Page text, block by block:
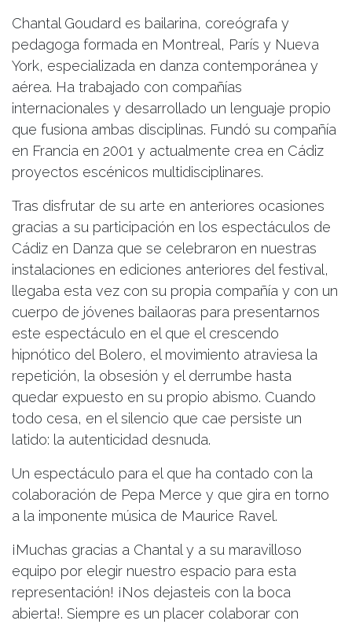
Chantal Goudard es bailarina, coreógrafa y
pedagoga formada en Montreal, París y Nueva
York, especializada en danza contemporánea y
aérea. Ha trabajado con compañías
internacionales y desarrollado un lenguaje propio
que fusiona ambas disciplinas. Fundó su compañía
en Francia en 2001 y actualmente crea en Cádiz
proyectos escénicos multidisciplinares.
Tras disfrutar de su arte en anteriores ocasiones
gracias a su participación en los espectáculos de
Cádiz en Danza que se celebraron en nuestras
instalaciones en ediciones anteriores del festival,
llegaba esta vez con su propia compañía y con un
cuerpo de jóvenes bailaoras para presentarnos
este espectáculo en el que el crescendo
hipnótico del Bolero, el movimiento atraviesa la
repetición, la obsesión y el derrumbe hasta
quedar expuesto en su propio abismo. Cuando
todo cesa, en el silencio que cae persiste un
latido: la autenticidad desnuda.
Un espectáculo para el que ha contado con la
colaboración de Pepa Merce y que gira en torno
a la imponente música de Maurice Ravel.
¡Muchas gracias a Chantal y a su maravilloso
equipo por elegir nuestro espacio para esta
representación! ¡Nos dejasteis con la boca
abierta!. Siempre es un placer colaborar con